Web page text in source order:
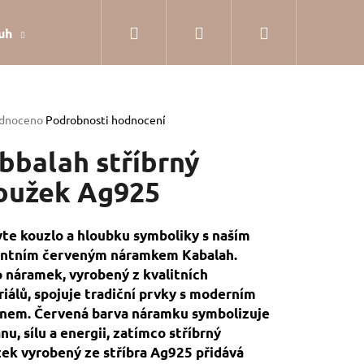
Dárkové balení Hodnocení obchodu
Přihlášení
Podrobnosti hodnocení
stříbrný
Ag925
kouzlo a hloubku symboliky s naším
červeným náramkem Kabalah.
náramek, vyrobený z kvalitních
spojuje tradiční prvky s moderním
Červená barva náramku symbolizuje
sílu a energii, zatímco stříbrný
vyrobený ze stříbra Ag925 přidává